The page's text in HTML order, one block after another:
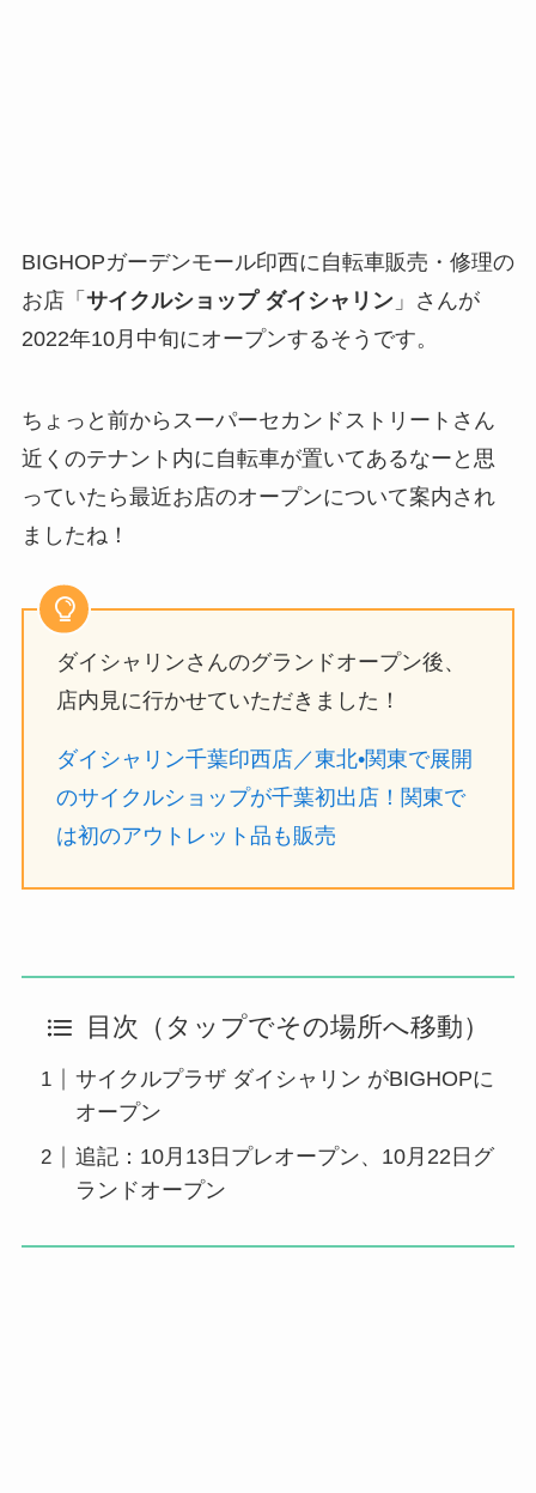
BIGHOPガーデンモール印西に自転車販売・修理の
お店「 サイクルショップ ダイシャリン」さんが
2022年10月中旬にオープンするそうです。
ちょっと前からスーパーセカンドストリートさん
近くのテナント内に自転車が置いてあるなーと思
っていたら最近お店のオープンについて案内され
ましたね！
ダイシャリンさんのグランドオープン後、
店内見に行かせていただきました！
ダイシャリン千葉印西店／東北•関東で展開
のサイクルショップが千葉初出店！関東で
は初のアウトレット品も販売
目次（タップでその場所へ移動）
サイクルプラザ ダイシャリン がBIGHOPに
オープン
追記：10月13日プレオープン、10月22日グ
ランドオープン